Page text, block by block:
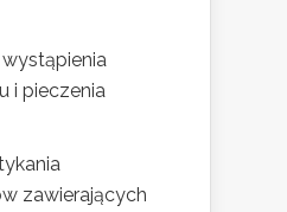
i pieczenia
zawierających